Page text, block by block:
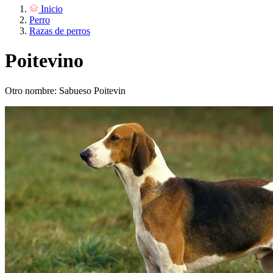
Inicio
Perro
Razas de perros
Poitevino
Otro nombre: Sabueso Poitevin